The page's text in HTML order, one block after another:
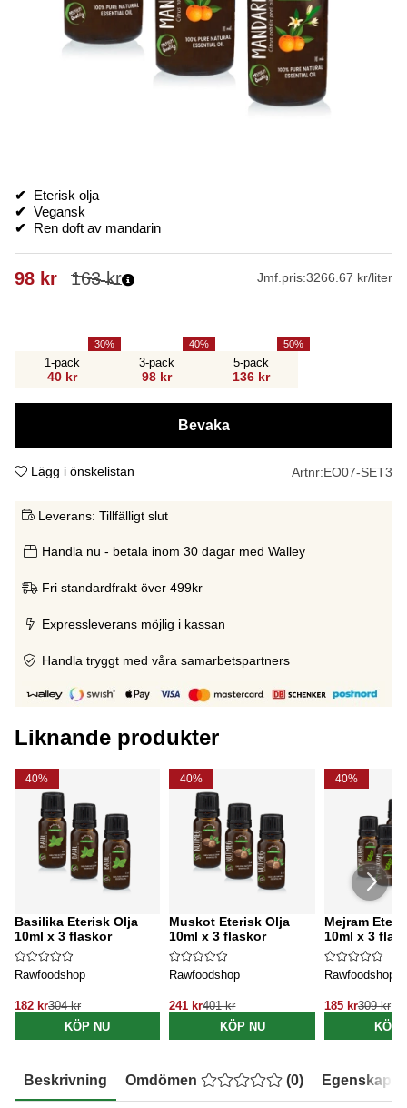
✔
Eterisk olja
✔ Vegansk
✔
Ren doft av mandarin
163kr
98 kr Jmf.pris:3266.67 kr/liter
1-pack
40 kr
30
3-pack
98 kr
40
5-pack
136 kr
50
Bevaka
Lägg i önskelistan Artnr:EO07-SET3
Leverans: Tillfälligt slut
Handla nu - betala inom 30 dagar med Walley
Fri standardfrakt över 499kr
Expressleverans möjlig i kassan
Handla tryggt med våra samarbetspartners
Liknande produkter
40%
Basilika Eterisk Olja
10ml x 3 flaskor
Rawfoodshop
182 kr304 kr
KÖP NU
40%
Muskot Eterisk Olja
10ml x 3 flaskor
Rawfoodshop
241 kr401 kr
KÖP NU
40%
Mejram
10ml x 3
Rawfoodshop
185 kr309 kr
KÖP
Beskrivning Omdömen (0) Egenskaper